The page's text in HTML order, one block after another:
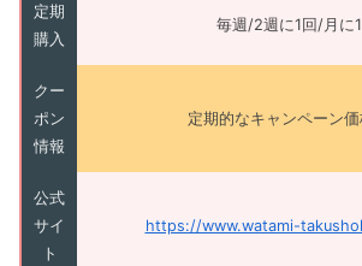
定期
購入
毎週/2週に1回/月に
クー
ポン
情報
定期的なキャンペーン価
公式
サイ
ト
https://www.watami-